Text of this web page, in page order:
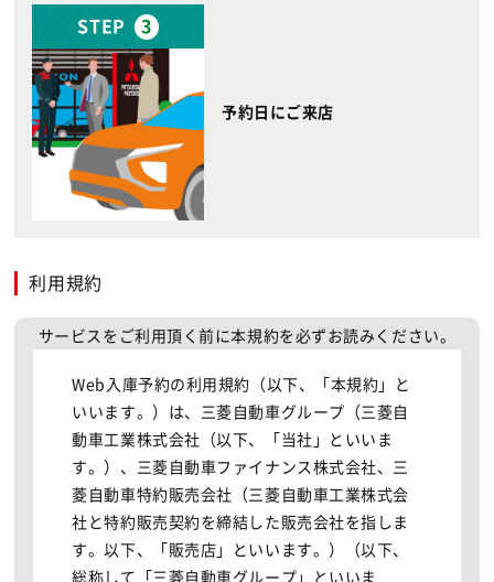
STEP 3
予約日にご来店
利用規約
サービスをご利用頂く前に本規約を必ずお読みください。
Web入庫予約の利用規約（以下、「本規約」と
いいます。）は、三菱自動車グループ（三菱自
動車工業株式会社（以下、「当社」といいま
す。）、三菱自動車ファイナンス株式会社、三
菱自動車特約販売会社（三菱自動車工業株式会
社と特約販売契約を締結した販売会社を指しま
す。以下、「販売店」といいます。）（以下、
総称して「三菱自動車グループ」といいま